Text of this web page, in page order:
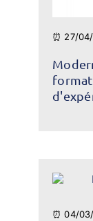
⏰ 27/
⏰ 04/